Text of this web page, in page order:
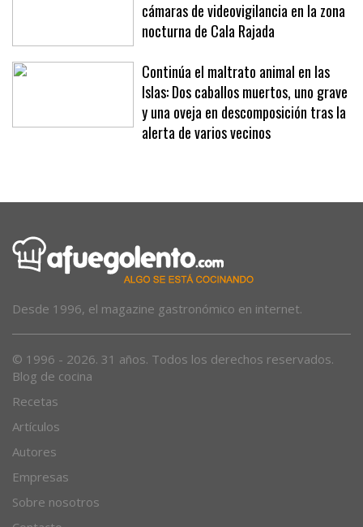
cámaras de videovigilancia en la zona
nocturna de Cala Rajada
Continúa el maltrato animal en las
Islas: Dos caballos muertos, uno grave
y una oveja en descomposición tras la
alerta de varios vecinos
Desde 1996, el magazine gastronómico en internet.
© 1996 - 2026. 31 años. Todos los derechos reservados.
Blog de cocina
Recetas
Artículos
Autores
Empresas
Sobre nosotros